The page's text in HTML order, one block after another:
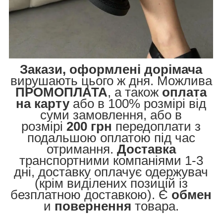
Закази, оформлені дорімача
вирушають цього ж дня. Можлива
ПРОМОПЛАТА, а також оплата
на картуабо в 100% розмірі від
суми замовлення, або в
розмірі 200 грн передоплати з
подальшою оплатою під час
отримання. Доставка
транспортними компаніями 1-3
дні, доставку оплачує одержувач
(крім виділених позицій із
безплатною доставкою). Є обмен
и повернення товара.